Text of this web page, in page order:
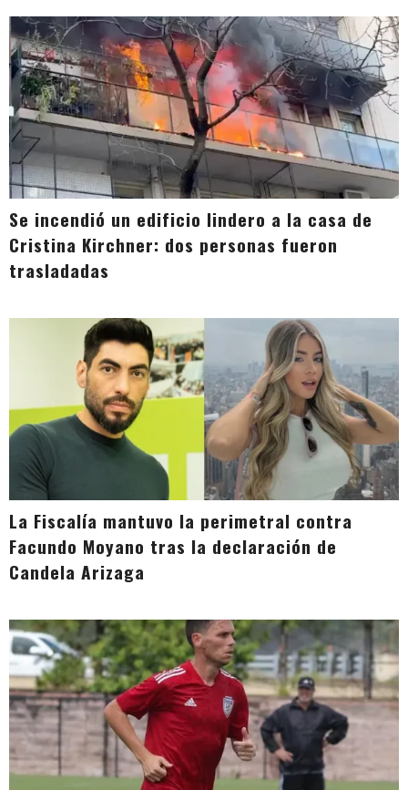
Se incendió un edificio lindero a la casa de
Cristina Kirchner: dos personas fueron
trasladadas
La Fiscalía mantuvo la perimetral contra
Facundo Moyano tras la declaración de
Candela Arizaga